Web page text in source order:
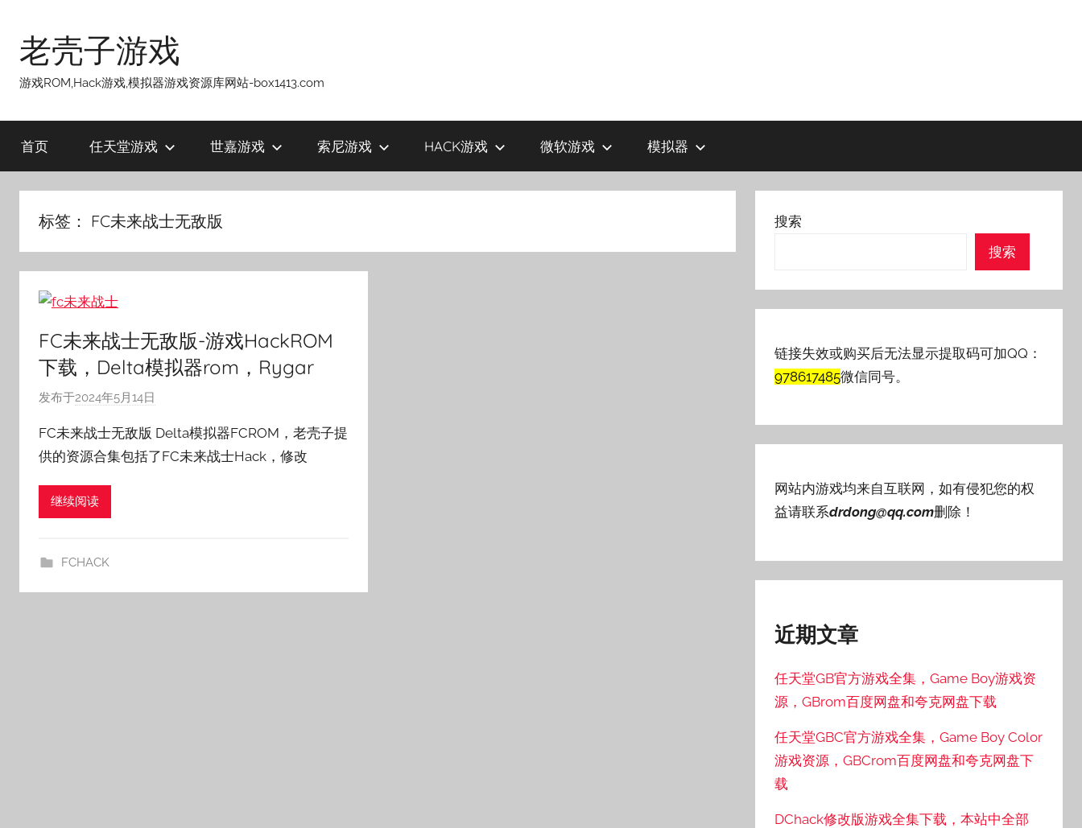
老壳子游戏
游戏ROM,Hack游戏,模拟器游戏资源库网站-box1413.com
首页 任天堂游戏 世嘉游戏 索尼游戏 HACK游戏 微软游戏 模拟器
标签： FC未来战士无敌版
FC未来战士无敌版-游戏HackROM
下载，Delta模拟器rom，Rygar
发布于2024年5月14日
:
老
FC未来战士无敌版 Delta模拟器FCROM，老壳子提
供的资源合集包括了FC未来战士Hack，修改
继续阅读
FCHACK
搜索
搜索
链接失效或购买后无法显示提取码可加QQ：
978617485微信同号。
网站内游戏均来自互联网，如有侵犯您的权
益请联系drdong@qq.com删除！
近期文章
任天堂GB官方游戏全集，Game Boy游戏资
源，GBrom百度网盘和夸克网盘下载
任天堂GBC官方游戏全集，Game Boy Color
游戏资源，GBCrom百度网盘和夸克网盘下
载
DChack修改版游戏全集下载，本站中全部